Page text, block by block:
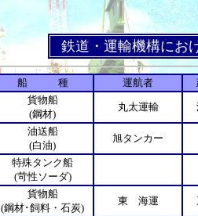
鉄道・運輸機構にお
船 種 運航者
貨物船
(鋼材)
丸太運輸
油送船
(白油)
旭タンカー
特殊タンク船
(苛性ソーダ)
貨物船
(鋼材･飼料・石炭)
東 海運